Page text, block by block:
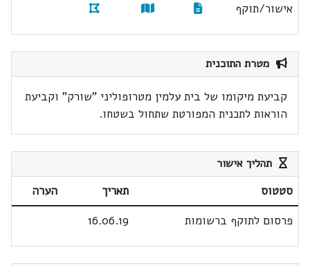
אישור/תוקף
מטרת התוכנית
קביעת מיקומו של בית עלמין מטרופוליני "שורק" וקביעת
הוראות לתכנית המפורטת שתחול בשטחו.
תהליך אישור
סטטוס תאריך
הערה
פרסום לתוקף ברשומות
16.06.19